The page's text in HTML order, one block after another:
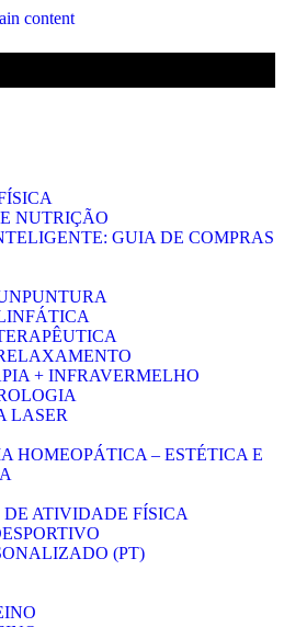
content
NUTRIÇÃO
GUIA DE COMPRAS
+ INFRAVERMELHO
LASER
HOMEOPÁTICA – ESTÉTICA E
DE ATIVIDADE FÍSICA
(PT)